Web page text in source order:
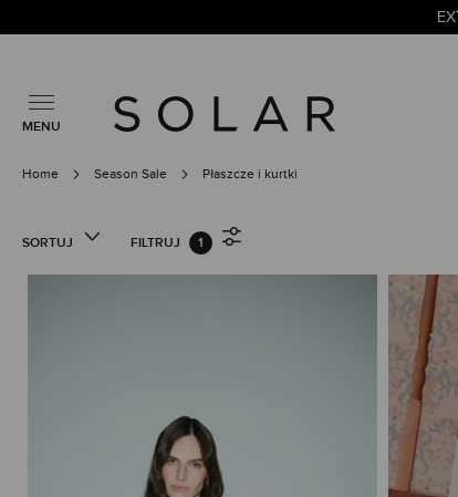
MENU
Home Season Sale Płaszcze i kurtki
SORTUJ FILTRUJ 1